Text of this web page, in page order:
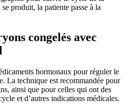
produit, la patiente passe à la
congelés avec
hormonaux pour réguler le
La technique est recommandée pour
ainsi que pour celles qui ont des
et d’autres indications médicales.